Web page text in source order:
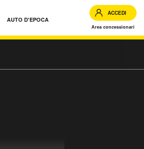
AUTO D'EPOCA
ACCEDI
Area concessionari